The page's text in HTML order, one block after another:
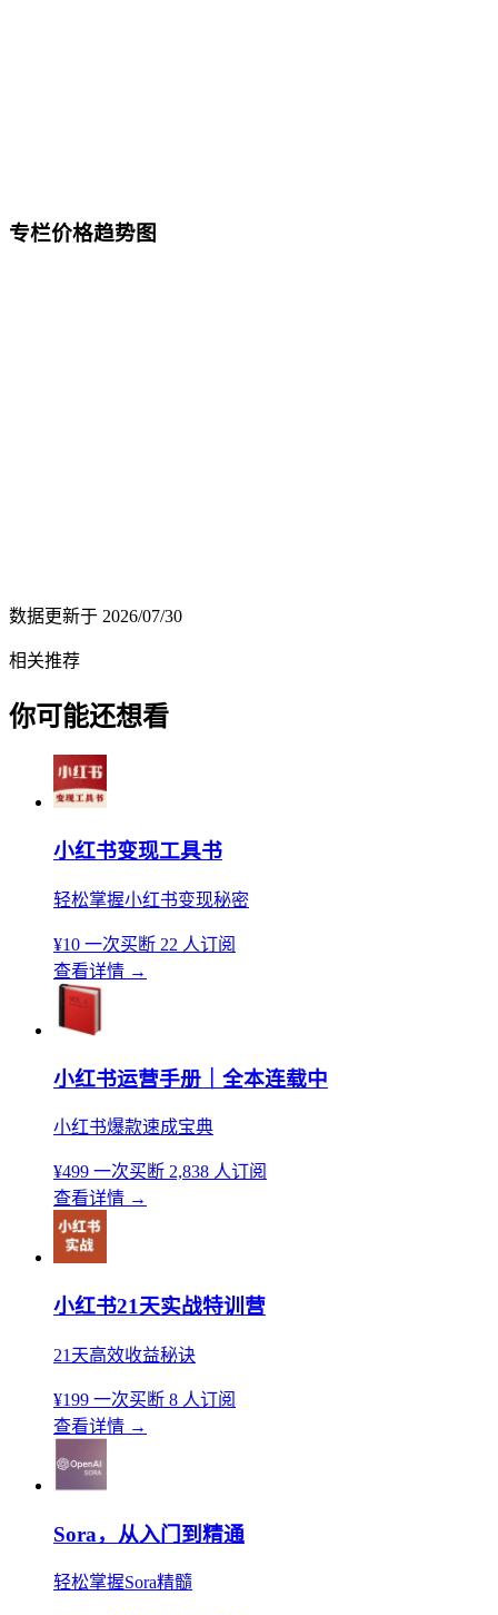
专栏价格趋势图
数据更新于 2026/07/30
相关推荐
你可能还想看
小红书变现工具书
轻松掌握小红书变现秘密
¥10 一次买断 22 人订阅
查看详情 →
小红书运营手册｜全本连载中
小红书爆款速成宝典
¥499 一次买断 2,838 人订阅
查看详情 →
小红书21天实战特训营
21天高效收益秘诀
¥199 一次买断 8 人订阅
查看详情 →
Sora，从入门到精通
轻松掌握Sora精髓